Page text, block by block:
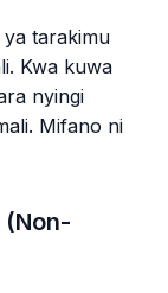
ya tarakimu
Kwa kuwa
nyingi
Mifano ni
(Non-